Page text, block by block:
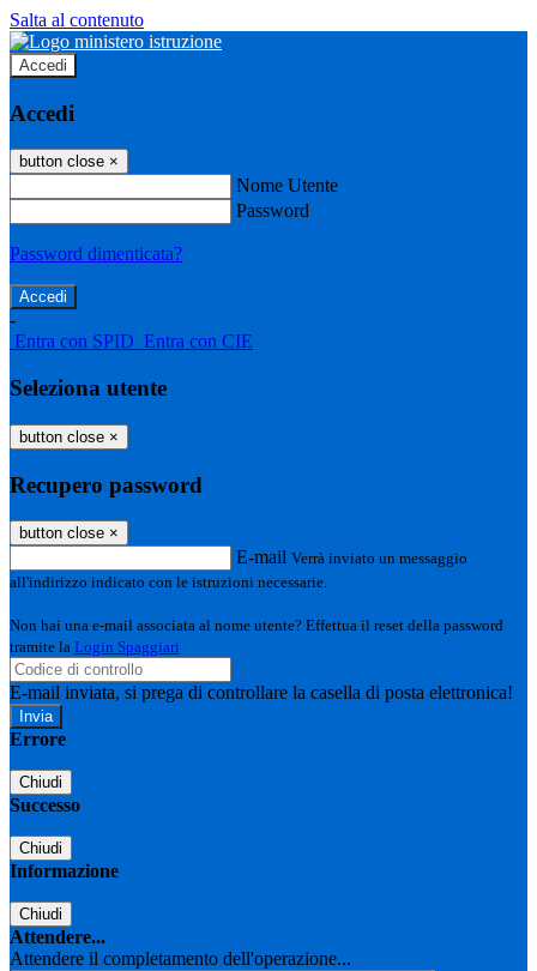
Salta al contenuto
Accedi
Accedi
button close ×
Nome Utente
Password
Password dimenticata?
-
Entra con SPID Entra con CIE
Seleziona utente
button close ×
Recupero password
button close ×
E-mail Verrà inviato un messaggio
all'indirizzo indicato con le istruzioni necessarie.
Non hai una e-mail associata al nome utente? Effettua il reset della password
tramite la Login Spaggiari
E-mail inviata, si prega di controllare la casella di posta elettronica!
Errore
Chiudi
Successo
Chiudi
Informazione
Chiudi
Attendere...
Attendere il completamento dell'operazione...